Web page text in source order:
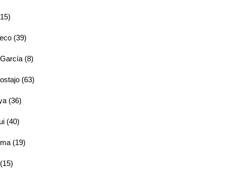
(39)
(8)
(63)
(36)
(40)
(19)